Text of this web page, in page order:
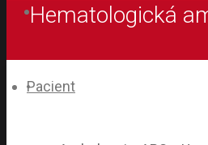
Pacient
Hematologická